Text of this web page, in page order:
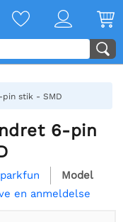
pin stik - SMD
6-pin
Model
en anmeldelse